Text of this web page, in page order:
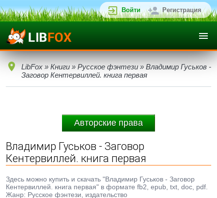
Войти Регистрация
LibFox » Книги » Русское фэнтези » Владимир Гуськов -
Заговор Кентервиллей. книга первая
Авторские права
Владимир Гуськов - Заговор
Кентервиллей. книга первая
Здесь можно купить и скачать "Владимир Гуськов - Заговор
Кентервиллей. книга первая" в формате fb2, epub, txt, doc, pdf.
Жанр: Русское фэнтези, издательство